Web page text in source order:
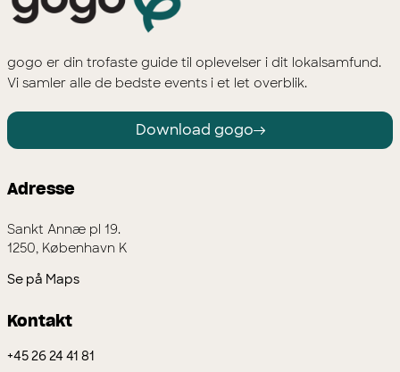
gogo er din trofaste guide til oplevelser i dit lokalsamfund.
Vi samler alle de bedste events i et let overblik.
Download gogo
Adresse
Sankt Annæ pl 19.
1250, København K
Se på Maps
Kontakt
+45 26 24 41 81